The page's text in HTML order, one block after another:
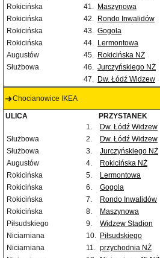
Rokicińska
41. Maszynowa
Rokicińska
42. Rondo Inwalidów
Rokicińska
43. Gogola
Rokicińska
44. Lermontowa
Augustów
45. Rokicińska NŻ
Służbowa
46. Jurczyńskiego NŻ
47. Dw. Łódź Widzew
Chocianowice IKEA
ULICA PRZYSTANEK
1.
Dw. Łódź Widzew
Służbowa
2. Dw. Łódź Widzew
Służbowa
3. Jurczyńskiego NŻ
Augustów
4. Rokicińska NŻ
Rokicińska
5. Lermontowa
Rokicińska
6. Gogola
Rokicińska
7. Rondo Inwalidów
Rokicińska
8. Maszynowa
Piłsudskiego
9. Widzew Stadion
Niciarniana
10. Piłsudskiego
Niciarniana
11. przychodnia NŻ